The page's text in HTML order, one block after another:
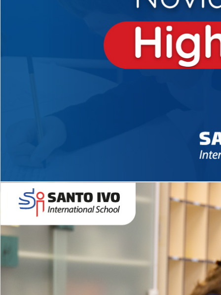
Novidades 2026 High School
EDUCAÇÃO INFANTIL
Inglês todos os dias